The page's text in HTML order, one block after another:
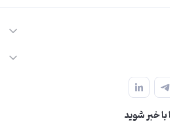
رضا(ع) ، حرم مطهر رضوی ، فلکه آب ، بازار
خبر شوید